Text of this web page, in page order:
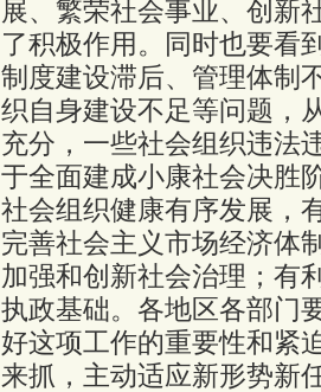
展、繁荣社会事业、创新
了积极作用。同时也要看
制度建设滞后、管理体制
织自身建设不足等问题，
充分，一些社会组织违法
于全面建成小康社会决胜
社会组织健康有序发展，
完善社会主义市场经济体
加强和创新社会治理；有
执政基础。各地区各部门
好这项工作的重要性和紧
来抓，主动适应新形势新